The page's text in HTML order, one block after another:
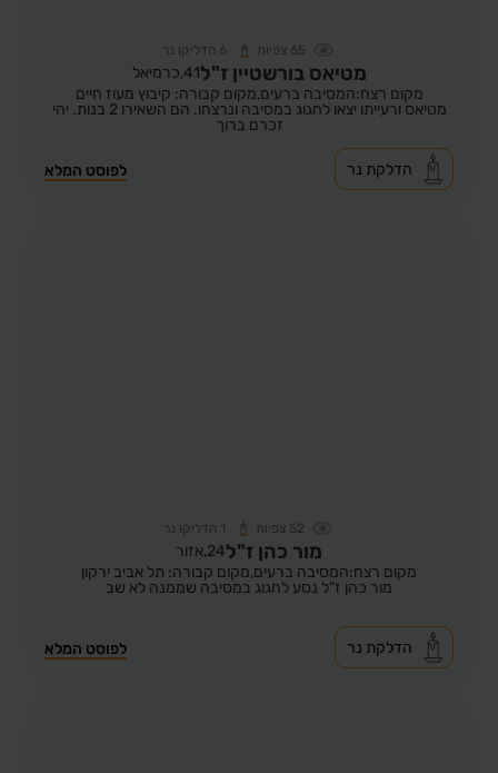
65 צפיות 6 הדליקו נר
מטיאס בורשטיין ז"ל41, כרמיאל
מקום רצח:המסיבה ברעים,מקום קבורה: קיבוץ מעוז חיים
מטיאס ורעייתו יצאו לחגוג במסיבה ונרצחו. הם השאירו 2 בנות. יהי
זכרם ברוך
לפוסט המלא הדלקת נר
52 צפיות 1 הדליקו נר
מור כהן ז"ל24, אזור
מקום רצח:המסיבה ברעים,מקום קבורה: תל אביב ירקון
מור כהן ז"ל נסע לחגוג במסיבה שממנה לא שב
לפוסט המלא הדלקת נר